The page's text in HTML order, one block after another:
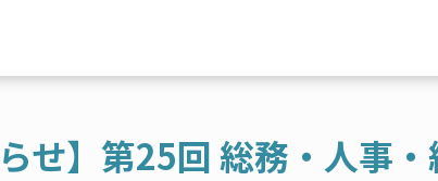
せ】第25回 総務・人事